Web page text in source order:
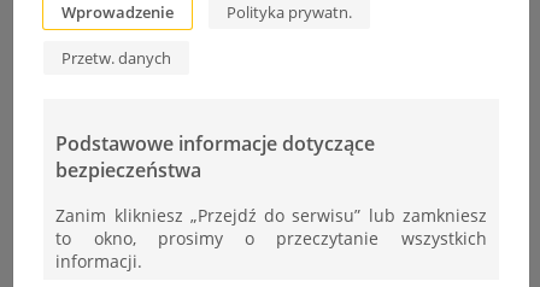
Wprowadzenie Polityka prywatn.
Przetw. danych
Podstawowe informacje dotyczące
bezpieczeństwa
Zanim klikniesz „Przejdź do serwisu” lub zamkniesz
to okno, prosimy o przeczytanie wszystkich
informacji.